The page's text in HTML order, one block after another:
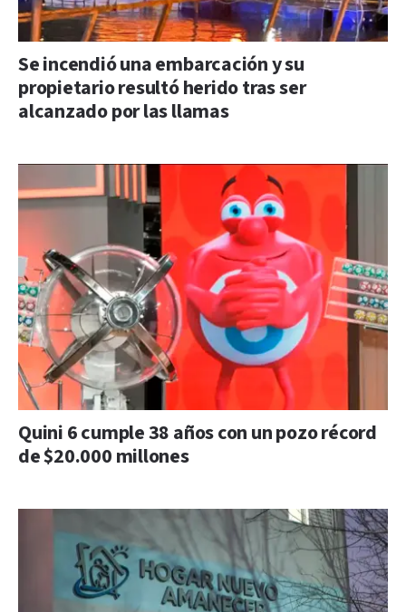
Se incendió una embarcación y su
propietario resultó herido tras ser
alcanzado por las llamas
Quini 6 cumple 38 años con un pozo récord
de $20.000 millones